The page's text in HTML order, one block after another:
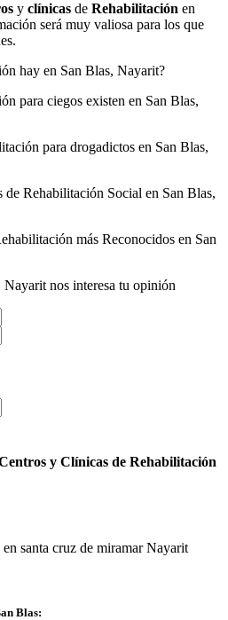
y clínicas de Rehabilitación en
será muy valiosa para los que
hay en San Blas, Nayarit?
para ciegos existen en San Blas,
para drogadictos en San Blas,
de Rehabilitación Social en San Blas,
más Reconocidos en San
nos interesa tu opinión
y Clínicas de Rehabilitación
santa cruz de miramar Nayarit
Blas: